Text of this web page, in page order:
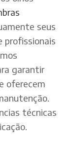
seus
profissionais
garantir
oferecem
técnicas